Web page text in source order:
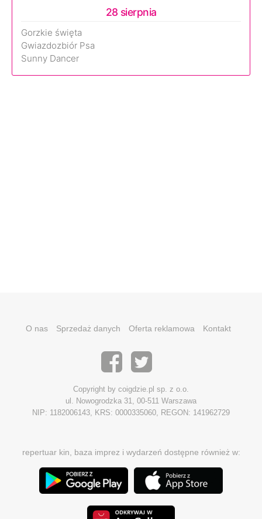
28 sierpnia
Gorzkie święta
Gwiazdozbiór Psa
Sunny Dancer
O nas Sprzedaż danych Oferta reklamowa Kontakt
Copyright by coigdzie.pl sp. z o.o.
ul. Nowogrodzka 31, 00-511 Warszawa
NIP: 1182006143, KRS: 0000335060, REGON: 141962729
repertuar kin, baza imprez i wydarzeń dostępne również w: